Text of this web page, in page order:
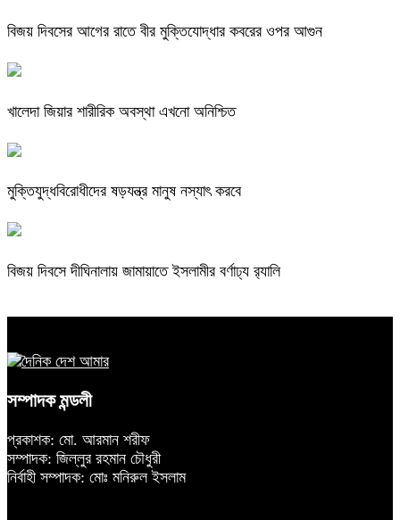
বিজয় দিবসের আগের রাতে বীর মুক্তিযোদ্ধার কবরের ওপর আগুন
খালেদা জিয়ার শারীরিক অবস্থা এখনো অনিশ্চিত
মুক্তিযুদ্ধবিরোধীদের ষড়যন্ত্র মানুষ নস্যাৎ করবে
বিজয় দিবসে দীঘিনালায় জামায়াতে ইসলামীর বর্ণাঢ্য র‍্যালি
সম্পাদক মন্ডলী
প্রকাশক: মো. আরমান শরীফ
সম্পাদক: জিল্লুর রহমান চৌধুরী
নির্বাহী সম্পাদক: মোঃ মনিরুল ইসলাম